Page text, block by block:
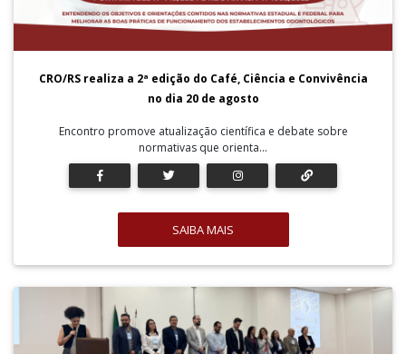
CRO/RS realiza a 2ª edição do Café, Ciência e Convivência
no dia 20 de agosto
Encontro promove atualização científica e debate sobre
normativas que orienta...
SAIBA MAIS